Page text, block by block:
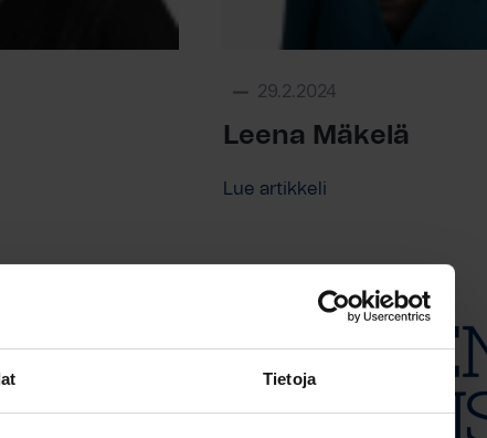
Tietoja
29.2.2024
Leena Mäkelä
Lue artikkeli